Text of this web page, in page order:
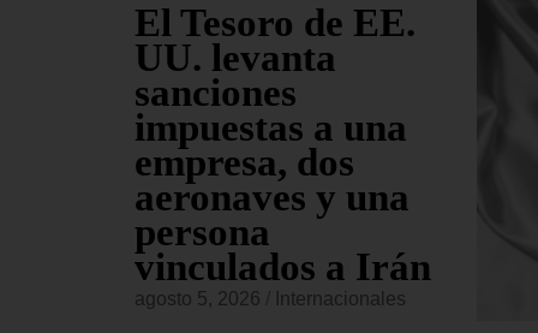
El Tesoro de EE.
UU. levanta
sanciones
impuestas a una
empresa, dos
aeronaves y una
persona
vinculados a Irán
agosto 5, 2026 Internacionales
El